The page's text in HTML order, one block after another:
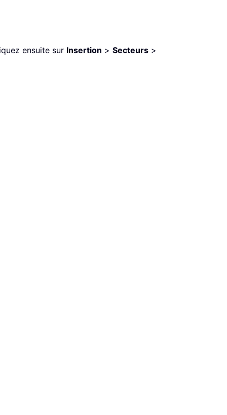
ensuite sur Insertion > Secteurs >